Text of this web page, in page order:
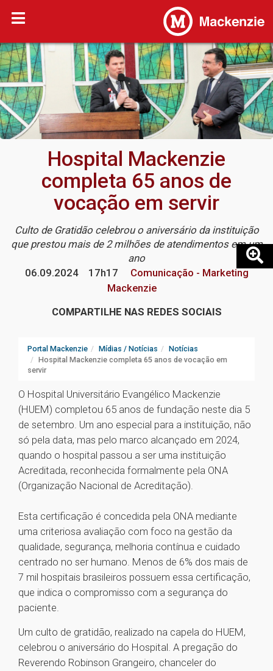
Hospital Mackenzie
completa 65 anos de
vocação em servir
Culto de Gratidão celebrou o aniversário da instituição
que prestou mais de 2 milhões de atendimentos em um
ano
06.09.2024
17h17
Comunicação - Marketing
Mackenzie
COMPARTILHE NAS REDES SOCIAIS
Portal Mackenzie Mídias / Notícias
Notícias
Hospital Mackenzie completa 65 anos de vocação em
servir
O Hospital Universitário Evangélico Mackenzie
(HUEM) completou 65 anos de fundação neste dia 5
de setembro. Um ano especial para a instituição, não
só pela data, mas pelo marco alcançado em 2024,
quando o hospital passou a ser uma instituição
Acreditada, reconhecida formalmente pela ONA
(Organização Nacional de Acreditação).
Esta certificação é concedida pela ONA mediante
uma criteriosa avaliação com foco na gestão da
qualidade, segurança, melhoria contínua e cuidado
centrado no ser humano. Menos de 6% dos mais de
7 mil hospitais brasileiros possuem essa certificação,
que indica o compromisso com a segurança do
paciente.
Um culto de gratidão, realizado na capela do HUEM,
celebrou o aniversário do Hospital. A pregação do
Reverendo Robinson Grangeiro, chanceler do